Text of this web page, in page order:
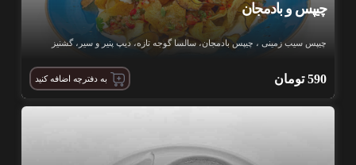
چیپس و بادمجان
چیپس سیب زمینی ، چیپس بادمجان، سالسا گوجه تازه، دیپ پنیر و سیر، گشنیز
590 تومان به دفترچه اضافه کنید